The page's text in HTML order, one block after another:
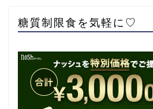
糖質制限食を気軽に♡